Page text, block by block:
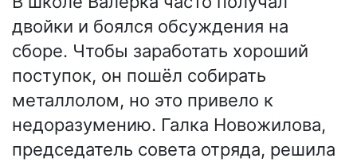
двойки и боялся обсуждения на
сборе. Чтобы заработать хороший
поступок, он пошёл собирать
металлолом, но это привело к
недоразумению. Галка Новожилова,
председатель совета отряда, решила